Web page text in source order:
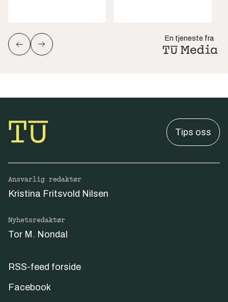
En tjeneste fra
Tips oss
Ansvarlig redaktør
Kristina Fritsvold Nilsen
Nyhetsredaktør
Tor M. Nondal
RSS-feed forside
Facebook